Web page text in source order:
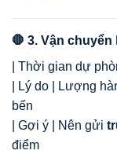
🛑 3. Vận
| Thời gian dự
| Lý do | Lượng
bến
| Gợi ý | Nên gửi
điểm